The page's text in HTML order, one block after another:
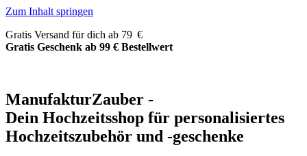
Zum Inhalt springen
Gratis Versand für dich ab 79 €
Gratis Geschenk ab 99 € Bestellwert
ManufakturZauber -
Dein Hochzeitsshop für personalisiertes
Hochzeitszubehör und -geschenke